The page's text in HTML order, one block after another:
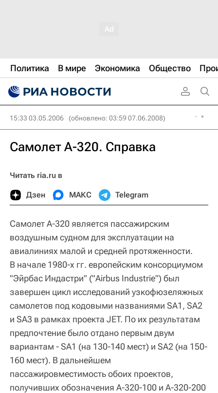
Политика В мире Экономика Общество
15:33 03.05.2006 (обновлено: 03:59 07.06.2008)
Самолет А-320. Справка
Читать ria.ru в
Дзен МАКС Telegram
Самолет А-320 является пассажирским
воздушным судном для эксплуатации на
авиалиниях малой и средней протяженности.
В начале 1980-х гг. европейским консорциумом
"Эйрбас Индастри" ("Airbus Industrie") был
завершен цикл исследований узкофюзеляжных
самолетов под кодовыми названиями SA1, SA2
и SA3 в рамках проекта JET. По их результатам
предпочтение было отдано первым двум
вариантам - SA1 (на 130-140 мест) и SA2 (на 150-
160 мест). В дальнейшем
пассажировместимость обоих проектов,
получивших обозначения А-320-100 и А-320-200